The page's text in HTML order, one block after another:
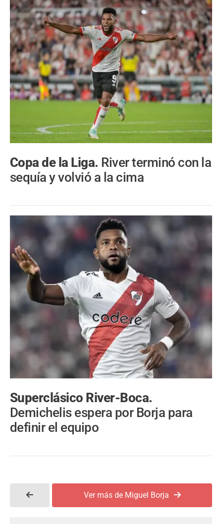
Copa de la Liga. River terminó con la
sequía y volvió a la cima
Superclásico River-Boca.
Demichelis espera por Borja para
definir el equipo
Ver más de Miguel Borja